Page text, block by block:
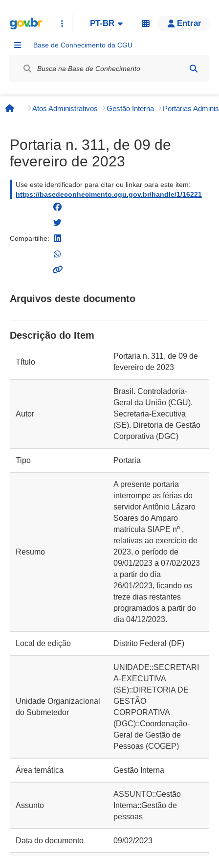
PT-BR Entrar
Base de Conhecimento da CGU
Página inicial
Atos Administrativos Gestão Interna
Portaria n. 311, de 09 de
fevereiro de 2023
Use este identificador para citar ou linkar para este item:
https://basedeconhecimento.cgu.gov.br/handle/1/16221
Compartilhe:
Arquivos deste documento
Descrição do Item
Título
Portaria n. 311, de 09 de
fevereiro de 2023
Autor
Brasil. Controladoria-
Geral da União (CGU).
Secretaria-Executiva
(SE). Diretoria de Gestão
Corporativa (DGC)
Tipo Portaria
Resumo
A presente portaria
interrompe as férias do
servidor Antônio Lázaro
Soares do Amparo
matrícula SIAPE nº ,
relativas ao exercício de
2023, o período de
09/01/2023 a 07/02/2023
a partir do dia
26/01/2023, ficando os
treze dias restantes
programados a partir do
dia 04/12/2023.
Local de edição Distrito Federal (DF)
Unidade Organizacional
do Submetedor
UNIDADE::SECRETARI
A-EXECUTIVA
(SE)::DIRETORIA DE
GESTÃO
CORPORATIVA
(DGC)::Coordenação-
Geral de Gestão de
Pessoas (COGEP)
Área temática Gestão Interna
Assunto
ASSUNTO::Gestão
Interna::Gestão de
pessoas
Data do documento 09/02/2023